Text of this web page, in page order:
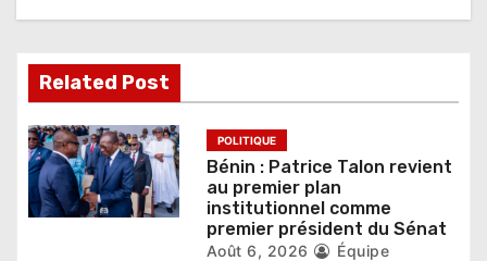
d
e
l
’
Related Post
POLITIQUE
Bénin : Patrice Talon revient
au premier plan
institutionnel comme
premier président du Sénat
Août 6, 2026
Équipe